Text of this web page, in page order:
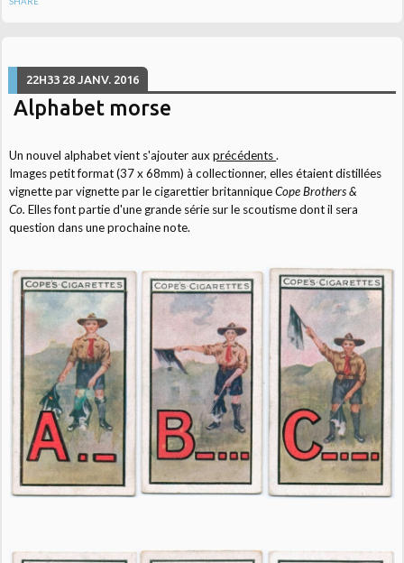
22H33 28 JANV. 2016
Alphabet morse
Un nouvel alphabet vient s'ajouter auxprécédents.
Images petit format (37 x 68mm) à collectionner, elles étaient distillées
vignette par vignette par le cigarettier britanniqueCope Brothers &
Co. Elles font partie d'une grande série sur le scoutisme dont il sera
question dans une prochaine note.